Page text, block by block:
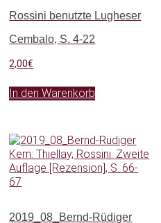
Rossini benutzte Lugheser
Cembalo, S. 4-22
2,00€
In den Warenkorb
2019_08_Bernd-Rüdiger